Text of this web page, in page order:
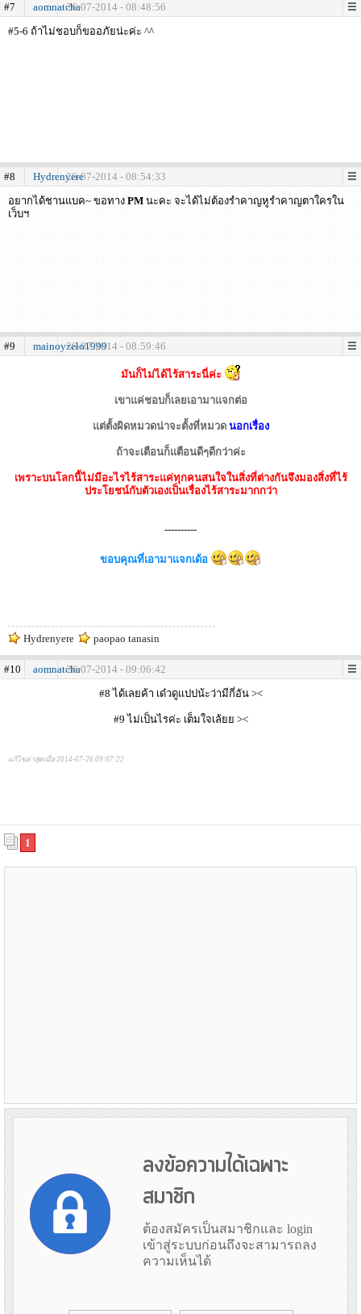
#7 aomnatcha26-07-2014 - 08:48:56
#5-6 ถ้าไม่ชอบก็ขออภัยน่ะค่ะ ^^
#8 Hydrenyere26-07-2014 - 08:54:33
อยากได้ชานแบค~ ขอทาง PM นะคะ จะได้ไม่ต้องรำคาญหูรำคาญตาใครใน
เว็บฯ
#9 mainoyzelo1999
26-07-2014 - 08:59:46
มันก็ไม่ได้ไร้สาระนี่ค่ะ
เขาแค่ชอบก็เลยเอามาแจกต่อ
แต่ตั้งผิดหมวดน่าจะตั้งที่หมวด นอกเรื่อง
ถ้าจะเตือนก็แตือนดีๆดีกว่าค่ะ
เพราะบนโลกนี้ไม่มีอะไรไร้สาระแค่ทุกคนสนใจในสิ่งที่ต่างกันจึงมองสิ่งที่ไร้
ประโยชน์กับตัวเองเป็นเรื่องไร้สาระมากกว่า
----------
ขอบคุณที่เอามาแจกเด้อ
Hydrenyere paopao tanasin
#10 aomnatcha26-07-2014 - 09:06:42
#8 ได้เลยค้า เด๋วดูแปปน้ะว่ามีกี่อัน ><
#9 ไม่เป็นไรค่ะ เต็มใจเล้ยย ><
แก้ไขล่าสุดเมื่อ 2014-07-26 09:07:22
1
ลงข้อความได้เฉพาะ
สมาชิก
ต้องสมัครเป็นสมาชิกและ login
เข้าสู่ระบบก่อนถึงจะสามารถลง
ความเห็นได้